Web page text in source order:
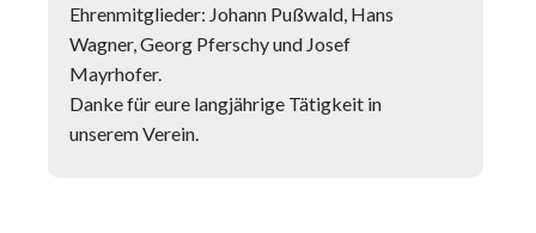
Ehrenmitglieder: Johann Pußwald, Hans
Wagner, Georg Pferschy und Josef
Mayrhofer.
Danke für eure langjährige Tätigkeit in
unserem Verein.